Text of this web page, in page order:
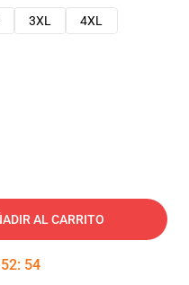
3XL
4XL
AL CARRITO
52: 53